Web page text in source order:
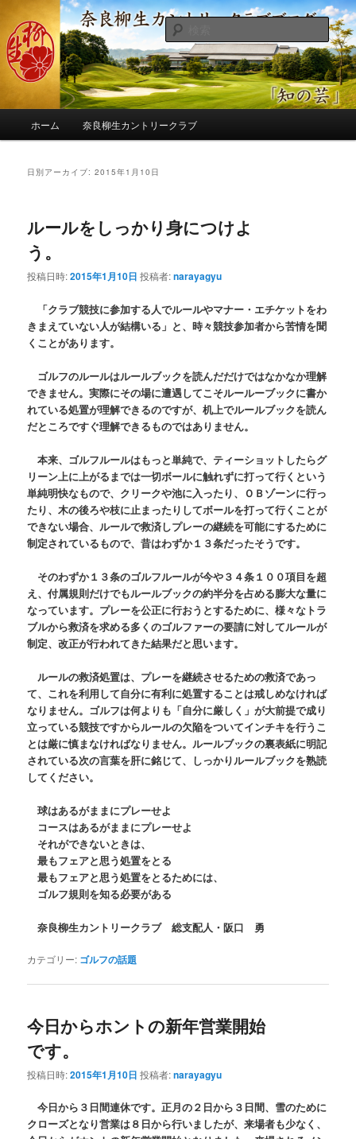
ン
コ
ン
へ
コ
ン
ツ
移
奈良柳生カントリークラブ総支配人
ブログ
季節の話題、クラブの出来事、コースの改修・更新作業、ゴルフに関する随
筆、喜怒哀楽などを気まぐれに発信します。
検
索
ホーム 奈良柳生カントリークラブ
日別アーカイブ:2015年1月10日
ルールをしっかり身につけよ
う。
投稿日時:2015年1月10日 投稿者:narayagyu
「クラブ競技に参加する人でルールやマナー・エチケットをわ
きまえていない人が結構いる」と、時々競技参加者から苦情を聞
くことがあります。
ゴルフのルールはルールブックを読んだだけではなかなか理解
できません。実際にその場に遭遇してこそルールーブックに書か
れている処置が理解できるのですが、机上でルールブックを読ん
だところですぐ理解できるものではありません。
本来、ゴルフルールはもっと単純で、ティーショットしたらグ
リーン上に上がるまでは一切ボールに触れずに打って行くという
単純明快なもので、クリークや池に入ったり、ＯＢゾーンに行っ
たり、木の後ろや枝に止まったりしてボールを打って行くことが
できない場合、ルールで救済しプレーの継続を可能にするために
制定されているもので、昔はわずか１３条だったそうです。
そのわずか１３条のゴルフルールが今や３４条１００項目を超
え、付属規則だけでもルールブックの約半分を占める膨大な量に
なっています。プレーを公正に行おうとするために、様々なトラ
ブルから救済を求める多くのゴルファーの要請に対してルールが
制定、改正が行われてきた結果だと思います。
ルールの救済処置は、プレーを継続させるための救済であっ
て、これを利用して自分に有利に処置することは戒しめなければ
なりません。ゴルフは何よりも「自分に厳しく」が大前提で成り
立っている競技ですからルールの欠陥をついてインチキを行うこ
とは厳に慎まなければなりません。ルールブックの裏表紙に明記
されている次の言葉を肝に銘じて、しっかりルールブックを熟読
してください。
球はあるがままにプレーせよ
コースはあるがままにプレーせよ
それができないときは、
最もフェアと思う処置をとる
最もフェアと思う処置をとるためには、
ゴルフ規則を知る必要がある
奈良柳生カントリークラブ 総支配人・阪口 勇
カテゴリー: ゴルフの話題
今日からホントの新年営業開始
です。
投稿日時:2015年1月10日 投稿者:narayagyu
今日から３日間連休です。正月の２日から３日間、雪のために
クローズとなり営業は８日から行いましたが、来場者も少なく、